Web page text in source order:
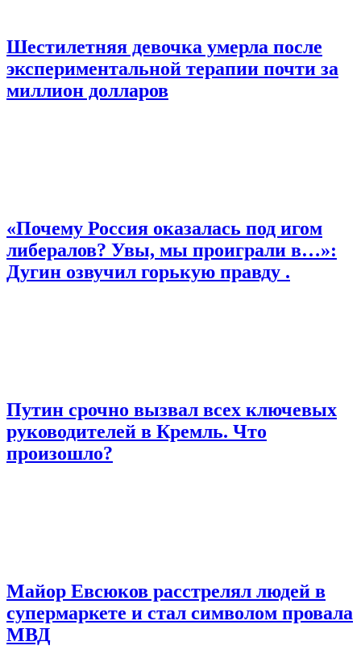
Шестилетняя девочка умерла после
экспериментальной терапии почти за
миллион долларов
«Почему Россия оказалась под игом
либералов? Увы, мы проиграли в…»:
Дугин озвучил горькую правду .
Путин срочно вызвал всех ключевых
руководителей в Кремль. Что
произошло?
Майор Евсюков расстрелял людей в
супермаркете и стал символом провала
МВД